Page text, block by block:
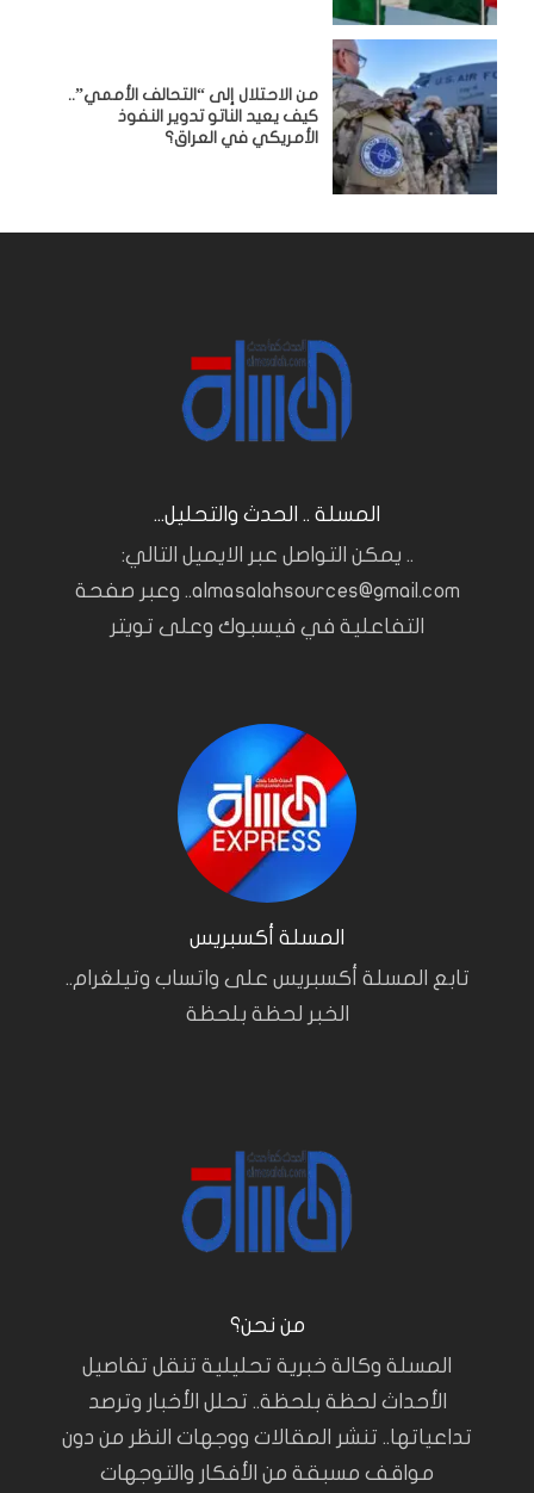
من الاحتلال إلى “التحالف الأممي”..
كيف يعيد الناتو تدوير النفوذ
الأمريكي في العراق؟
المسلة .. الحدث والتحليل...
.. يمكن التواصل عبر الايميل التالي:
almasalahsources@gmail.com.. وعبر صفحة
التفاعلية في فيسبوك وعلى تويتر
المسلة أكسبريس
تابع المسلة أكسبريس على واتساب وتيلغرام..
الخبر لحظة بلحظة
من نحن؟
المسلة وكالة خبرية تحليلية تنقل تفاصيل
الأحداث لحظة بلحظة.. تحلل الأخبار وترصد
تداعياتها.. تنشر المقالات ووجهات النظر من دون
مواقف مسبقة من الأفكار والتوجهات